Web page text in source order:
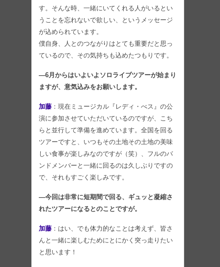
す。そんな時、一緒にいてくれる人がいるとい
うことを忘れないで欲しい、というメッセージ
が込められています。
僕自身、人とのつながりはとても重要だと思っ
ているので、その気持ちも込めたつもりです。
―6月からはいよいよソロライブツアーが始まり
ますが、意気込みをお願いします。
加藤 ：現在ミュージカル『レディ・べス』の公
演に参加させていただいているのですが、こち
らと並行して準備を進めています。全国を回る
ツアーですと、いつもその土地その土地の美味
しい食事が楽しみなのですが（笑）、フルのバ
ンドメンバーと一緒に回るのは久しぶりですの
で、それもすごく楽しみです。
―今回は非常に短期間で回る、ギュッと凝縮さ
れたツアーになるとのことですが。
加藤 ：はい、でも体力的なことは考えず、皆さ
んと一緒に楽しむためにとにかく突っ走りたい
と思います！